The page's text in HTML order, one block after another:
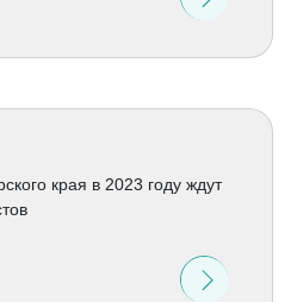
края в 2023 году ждут